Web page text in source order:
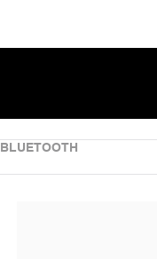
BLUETOOTH